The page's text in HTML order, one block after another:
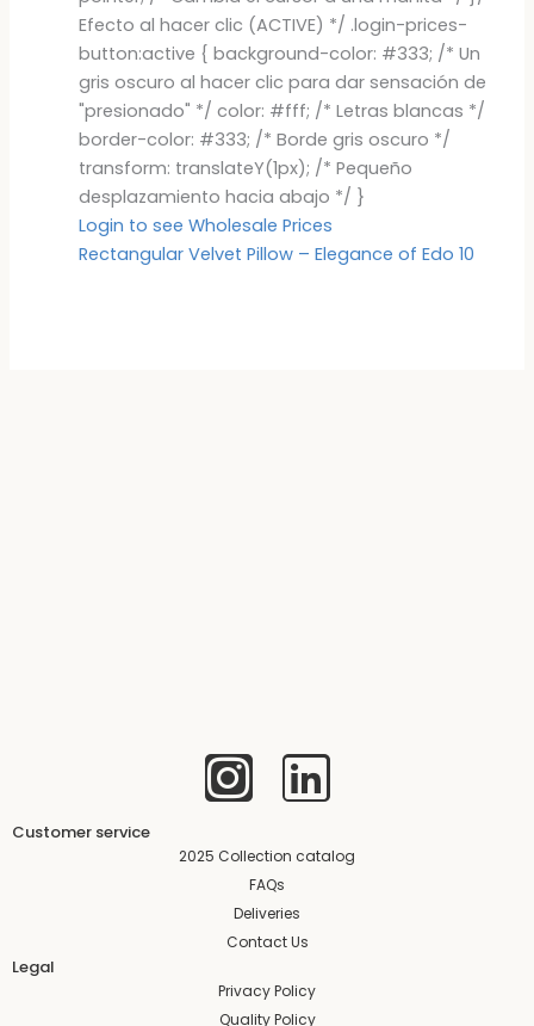
Efecto al hacer clic (ACTIVE) */ .login-prices-
button:active { background-color: #333; /* Un
gris oscuro al hacer clic para dar sensación de
"presionado" */ color: #fff; /* Letras blancas */
border-color: #333; /* Borde gris oscuro */
transform: translateY(1px); /* Pequeño
desplazamiento hacia abajo */ }
Login to see Wholesale Prices
Rectangular Velvet Pillow – Elegance of Edo 10
I
n
s
t
a
g
L
i
n
e
d
Customer service
2025 Collection catalog
FAQs
Deliveries
Contact Us
Legal
Privacy Policy
Quality Policy